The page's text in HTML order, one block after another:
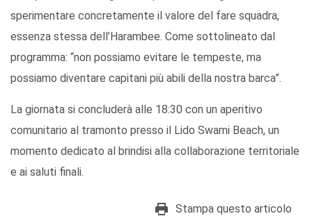
sperimentare concretamente il valore del fare squadra,
essenza stessa dell’Harambee. Come sottolineato dal
programma: “non possiamo evitare le tempeste, ma
possiamo diventare capitani più abili della nostra barca”.
La giornata si concluderà alle 18:30 con un aperitivo
comunitario al tramonto presso il Lido Swami Beach, un
momento dedicato al brindisi alla collaborazione territoriale
e ai saluti finali.
Stampa questo articolo